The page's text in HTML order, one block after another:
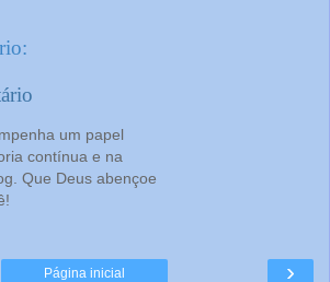
um papel
contínua e na
Que Deus abençoe
›
Página inicial